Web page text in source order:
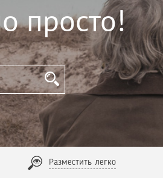
просто!
Разместить легко